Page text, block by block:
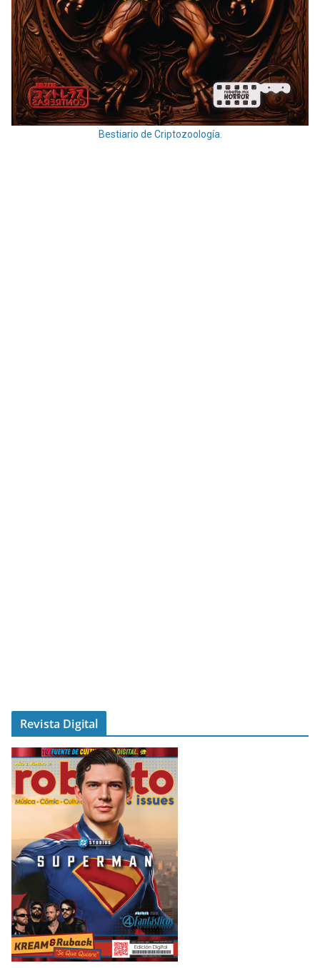
Bestiario de Criptozoología.
Revista Digital